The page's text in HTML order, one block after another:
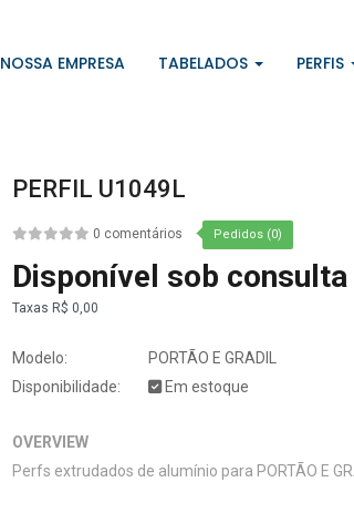
NOSSA EMPRESA TABELADOS PERFIS
PERFIL U1049L
0 comentários Pedidos (0)
Disponível sob consulta
Taxas R$ 0,00
Modelo:
PORTÃO E GRADIL
Disponibilidade:
Em estoque
OVERVIEW
Perfs extrudados de alumínio para PORTÃO E